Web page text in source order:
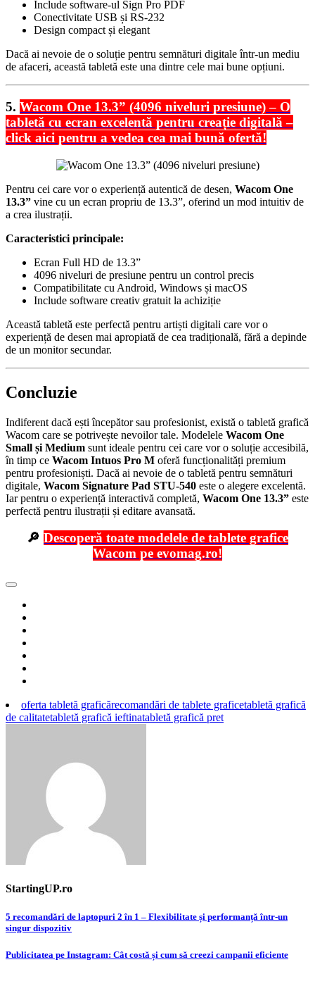
Include software-ul Sign Pro PDF
Conectivitate USB și RS-232
Design compact și elegant
Dacă ai nevoie de o soluție pentru semnături digitale într-un mediu
de afaceri, această tabletă este una dintre cele mai bune opțiuni.
5. Wacom One 13.3” (4096 niveluri presiune) – O
tabletă cu ecran excelentă pentru creație digitală –
click aici pentru a vedea cea mai bună ofertă!
Pentru cei care vor o experiență autentică de desen, Wacom One
13.3” vine cu un ecran propriu de 13.3”, oferind un mod intuitiv de
a crea ilustrații.
Caracteristici principale:
Ecran Full HD de 13.3”
4096 niveluri de presiune pentru un control precis
Compatibilitate cu Android, Windows și macOS
Include software creativ gratuit la achiziție
Această tabletă este perfectă pentru artiști digitali care vor o
experiență de desen mai apropiată de cea tradițională, fără a depinde
de un monitor secundar.
Concluzie
Indiferent dacă ești începător sau profesionist, există o tabletă grafică
Wacom care se potrivește nevoilor tale. Modelele Wacom One
Small și Medium sunt ideale pentru cei care vor o soluție accesibilă,
în timp ce Wacom Intuos Pro M oferă funcționalități premium
pentru profesioniști. Dacă ai nevoie de o tabletă pentru semnături
digitale, Wacom Signature Pad STU-540 este o alegere excelentă.
Iar pentru o experiență interactivă completă, Wacom One 13.3” este
perfectă pentru ilustrații și editare avansată.
🔎 Descoperă toate modelele de tablete grafice
Wacom pe evomag.ro!
oferta tabletă graficărecomandări de tablete graficetabletă grafică
de calitatetabletă grafică ieftinatabletă grafică pret
StartingUP.ro
Post
navigation
5 recomandări de laptopuri 2 în 1 – Flexibilitate și performanță într-un
singur dispozitiv
Publicitatea pe Instagram: Cât costă și cum să creezi campanii eficiente